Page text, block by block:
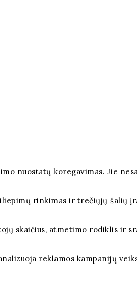
nuostatų koregavimas. Jie
rinkimas ir trečiųjų šalių
skaičius, atmetimo rodiklis ir
reklamos kampanijų